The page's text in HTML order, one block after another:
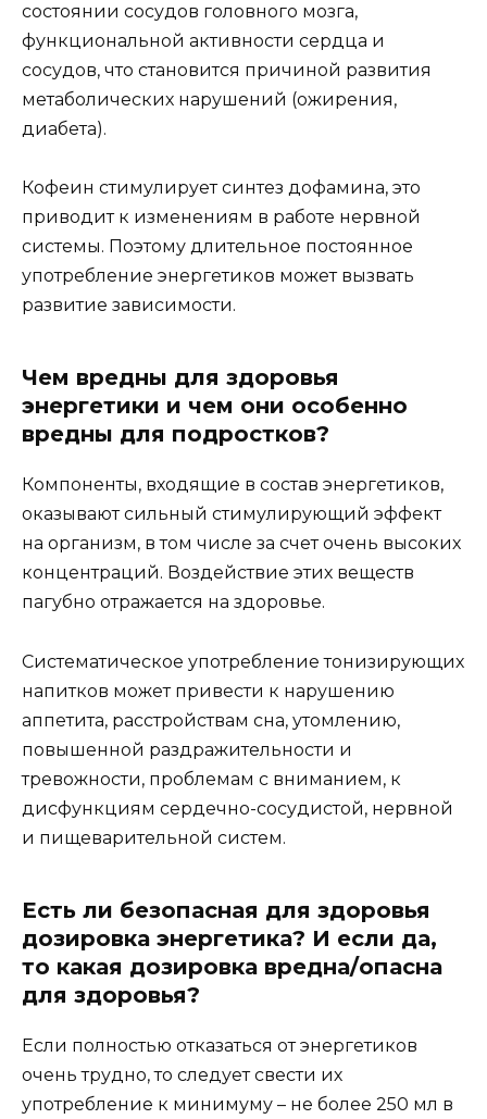
состоянии сосудов головного мозга,
функциональной активности сердца и
сосудов, что становится причиной развития
метаболических нарушений (ожирения,
диабета).
Кофеин стимулирует синтез дофамина, это
приводит к изменениям в работе нервной
системы. Поэтому длительное постоянное
употребление энергетиков может вызвать
развитие зависимости.
Чем вредны для здоровья
энергетики и чем они особенно
вредны для подростков?
Компоненты, входящие в состав энергетиков,
оказывают сильный стимулирующий эффект
на организм, в том числе за счет очень высоких
концентраций. Воздействие этих веществ
пагубно отражается на здоровье.
Систематическое употребление тонизирующих
напитков может привести к нарушению
аппетита, расстройствам сна, утомлению,
повышенной раздражительности и
тревожности, проблемам с вниманием, к
дисфункциям сердечно-сосудистой, нервной
и пищеварительной систем.
Есть ли безопасная для здоровья
дозировка энергетика? И если да,
то какая дозировка вредна/опасна
для здоровья?
Если полностью отказаться от энергетиков
очень трудно, то следует свести их
употребление к минимуму – не более 250 мл в